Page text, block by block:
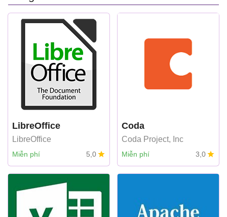
LibreOffice
LibreOffice
Miễn phí 5,0
Coda
Coda Project, Inc
Miễn phí 3,0